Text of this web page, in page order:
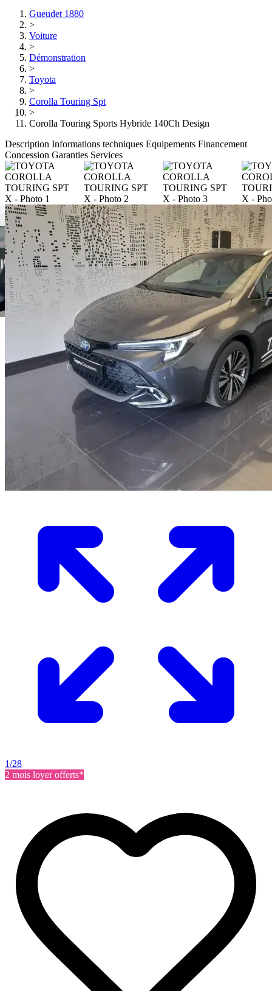
Gueudet 1880
>
Voiture
>
Démonstration
>
Toyota
>
Corolla Touring Spt
>
Corolla Touring Sports Hybride 140Ch Design
Description Informations techniques Equipements Financement
Concession Garanties Services
1/28
2 mois loyer offerts*